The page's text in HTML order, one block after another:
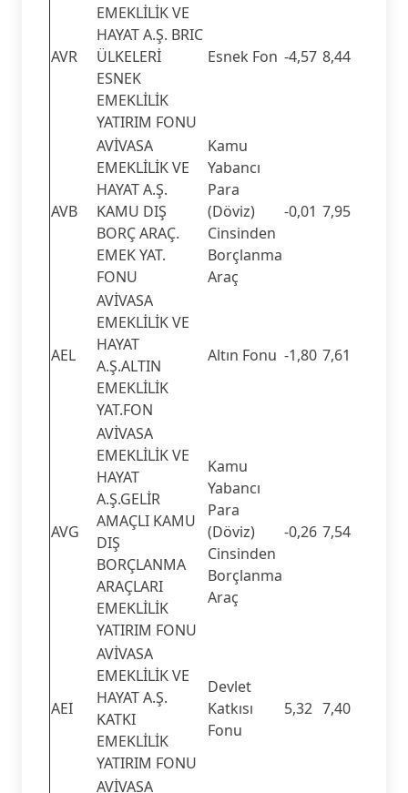
AVR
EMEKLİLİK VE
HAYAT A.Ş. BRIC
ÜLKELERİ
ESNEK
EMEKLİLİK
YATIRIM FONU
Esnek Fon -4,57 8,44
AVB
AVİVASA
EMEKLİLİK VE
HAYAT A.Ş.
KAMU DIŞ
BORÇ ARAÇ.
EMEK YAT.
FONU
Kamu
Yabancı
Para
(Döviz)
Cinsinden
Borçlanma
Araç
-0,01 7,95
AEL
AVİVASA
EMEKLİLİK VE
HAYAT
A.Ş.ALTIN
EMEKLİLİK
YAT.FON
Altın Fonu -1,80 7,61
AVG
AVİVASA
EMEKLİLİK VE
HAYAT
A.Ş.GELİR
AMAÇLI KAMU
DIŞ
BORÇLANMA
ARAÇLARI
EMEKLİLİK
YATIRIM FONU
Kamu
Yabancı
Para
(Döviz)
Cinsinden
Borçlanma
Araç
-0,26 7,54
AEI
AVİVASA
EMEKLİLİK VE
HAYAT A.Ş.
KATKI
EMEKLİLİK
YATIRIM FONU
Devlet
Katkısı
Fonu
5,32 7,40
AVİVASA